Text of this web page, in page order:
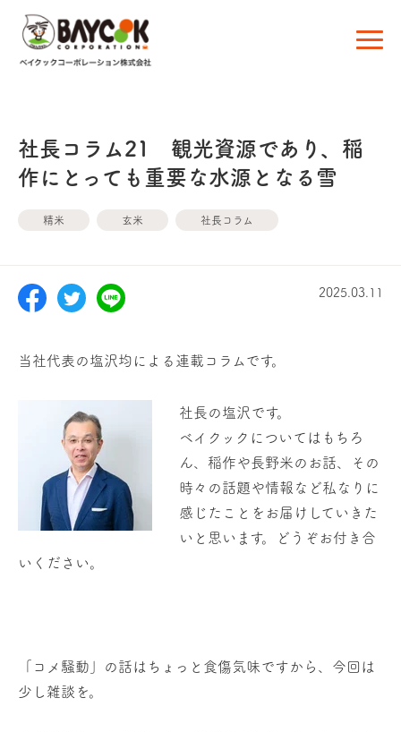
社長コラム21 観光資源であり、稲
作にとっても重要な水源となる雪
精米 玄米 社長コラム
2025.03.11
当社代表の塩沢均による連載コラムです。
社長の塩沢です。
ベイクックについてはもちろ
ん、稲作や長野米のお話、その
時々の話題や情報など私なりに
感じたことをお届けしていきた
いと思います。どうぞお付き合
いください。
「コメ騒動」の話はちょっと食傷気味ですから、今回は
少し雑談を。